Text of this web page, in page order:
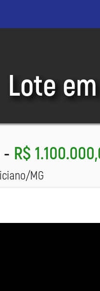
Lote
- R$
MG